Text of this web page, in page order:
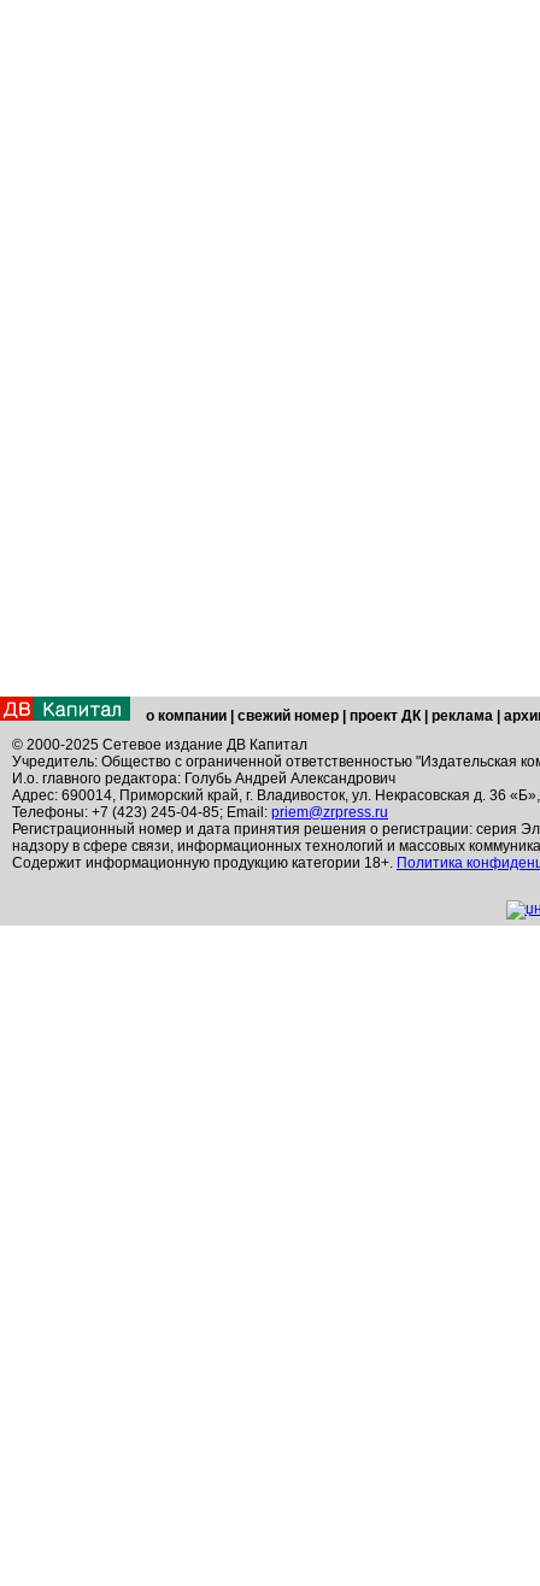
о компании свежий номер проект ДК реклама
© 2000-2025 Сетевое издание ДВ Капитал
Учредитель: Общество с ограниченной ответственностью "Издательская
И.о. главного редактора: Голубь Андрей Александрович
Адрес: 690014, Приморский край, г. Владивосток, ул. Некрасовская д. 36
Телефоны: +7 (423) 245-04-85; Email: priem@zrpress.ru
Регистрационный номер и дата принятия решения о регистрации: серия
надзору в сфере связи, информационных технологий и массовых
Содержит информационную продукцию категории 18+. Политика